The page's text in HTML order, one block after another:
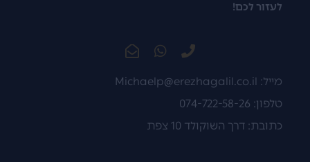
לעזור לכם!
מייל: Michaelp@erezhagalil.co.il
טלפון: 074-722-58-26
כתובת: דרך השוקולד 10 צפת